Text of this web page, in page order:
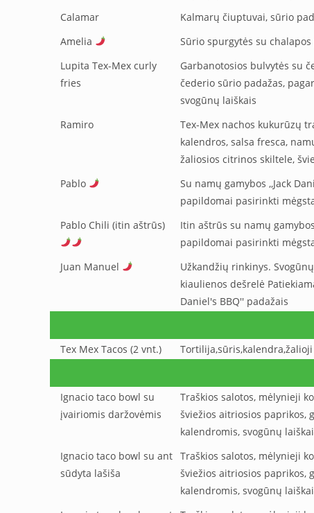
Calamar
Kalmarų čiuptuvai, sūrio
Amelia
Sūrio spurgytės su
Lupita Tex-Mex curly
fries
Garbanotosios bulvytės su
čederio sūrio padažas,
svogūnų laiškais
Ramiro
Tex-Mex nachos kukurūzų
kalendros, salsa fresca,
žaliosios citrinos skiltele,
Pablo
Su namų gamybos ,,Jack
papildomai pasirinkti
Pablo Chili (itin aštrūs)
Itin aštrūs su namų
papildomai pasirinkti
Juan Manuel
Užkandžių rinkinys.
kiaulienos dešrelė
Daniel's BBQ'' padažais
Tex Mex Tacos (2 vnt.)
Ignacio taco bowl su
įvairiomis daržovėmis
Traškios salotos, mėlynieji
šviežios aitriosios paprikos,
kalendromis, svogūnų
Ignacio taco bowl su ant
sūdyta lašiša
Traškios salotos, mėlynieji
šviežios aitriosios paprikos,
kalendromis, svogūnų